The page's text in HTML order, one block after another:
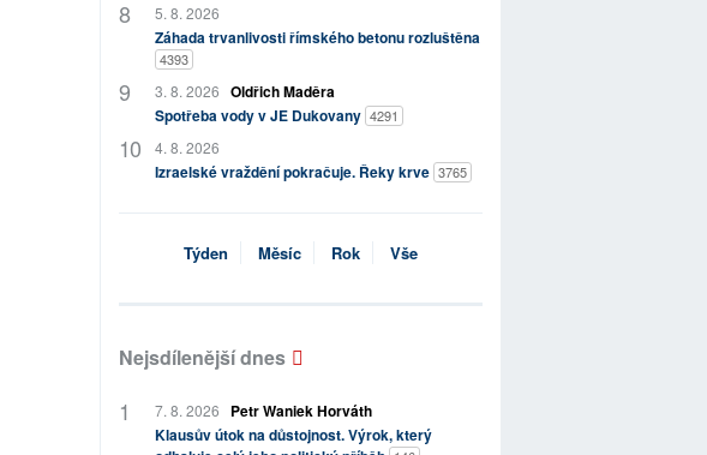
5. 8. 2026
Záhada trvanlivosti římského betonu rozluštěna
4393
3. 8. 2026 Oldřich Maděra
Spotřeba vody v JE Dukovany 4291
4. 8. 2026
Izraelské vraždění pokračuje. Řeky krve 3765
Týden Měsíc Rok Vše
Nejsdílenější dnes
7. 8. 2026
Petr Waniek Horváth
Klausův útok na důstojnost. Výrok, který